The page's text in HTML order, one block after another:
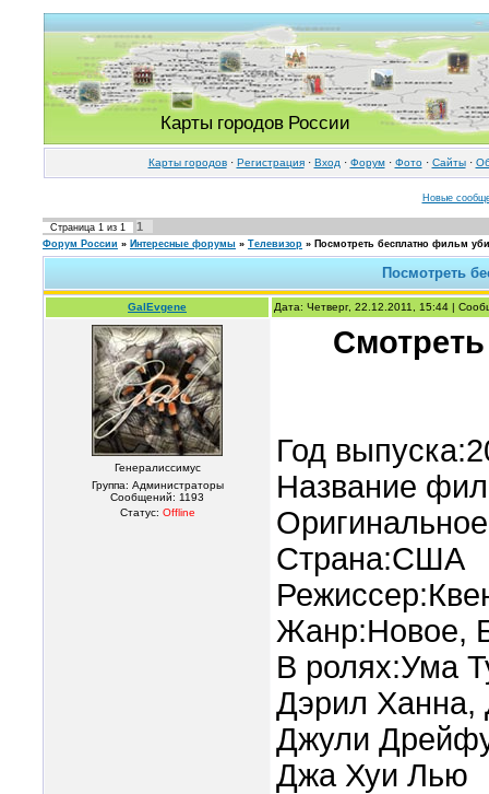
Карты городов России
Карты городов· Регистрация· Вход · Форум· Фото· Cайты·
Новые
Страница 1 из 1 1
Форум России » Интересные форумы » Телевизор » Посмотреть бесплатно фильм
Посмотреть
GalEvgene Дата: Четверг, 22.12.2011, 15:44 |
Генералиссимус
Группа: Администраторы
Сообщений: 1193
Статус: Offline
Год
Название
Страна:США
Жанр:Новое,
В ролях:Ума
Дэрил Ханна,
Джули
Джа Хуи Лью